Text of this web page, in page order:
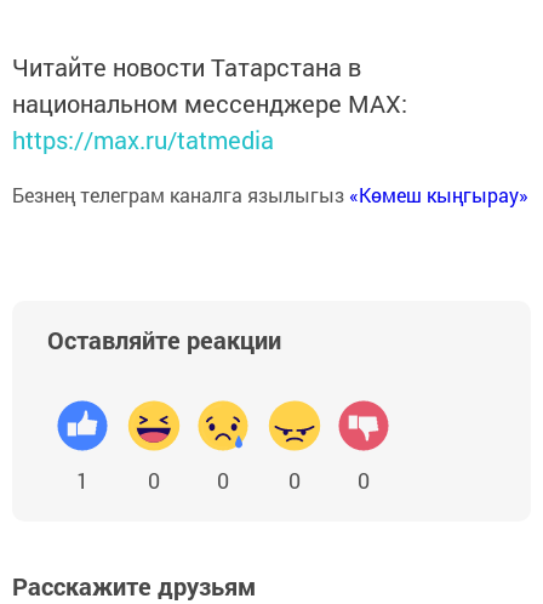
Читайте новости Татарстана в
национальном мессенджере MАХ:
https://max.ru/tatmedia
Безнең телеграм каналга язылыгыз «Көмеш кыңгырау»
Оставляйте реакции
1 0 0 0 0
Расскажите друзьям